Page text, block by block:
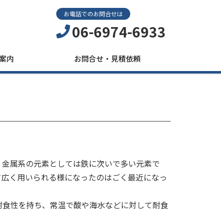
お電話でのお問合せは
06-6974-6933
内 お問合せ・見積依頼
属系の元素としては鉄に次いで多い元素で
く用いられる様になったのはごく最近になっ
性を持ち、常温で酸や海水などに対して耐食